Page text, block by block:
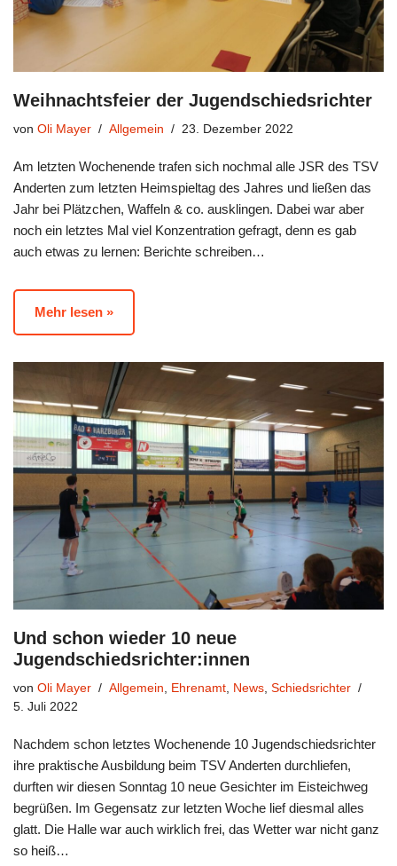
Weihnachtsfeier der Jugendschiedsrichter
von Oli Mayer Allgemein 23. Dezember 2022
Am letzten Wochenende trafen sich nochmal alle JSR des TSV
Anderten zum letzten Heimspieltag des Jahres und ließen das
Jahr bei Plätzchen, Waffeln & co. ausklingen. Dabei war aber
noch ein letztes Mal viel Konzentration gefragt, denn es gab
auch etwas zu lernen: Berichte schreiben…
Mehr lesen »
Und schon wieder 10 neue
Jugendschiedsrichter:innen
von Oli Mayer Allgemein, Ehrenamt, News, Schiedsrichter
5. Juli 2022
Nachdem schon letztes Wochenende 10 Jugendschiedsrichter
ihre praktische Ausbildung beim TSV Anderten durchliefen,
durften wir diesen Sonntag 10 neue Gesichter im Eisteichweg
begrüßen. Im Gegensatz zur letzten Woche lief diesmal alles
glatt. Die Halle war auch wirklich frei, das Wetter war nicht ganz
so heiß…